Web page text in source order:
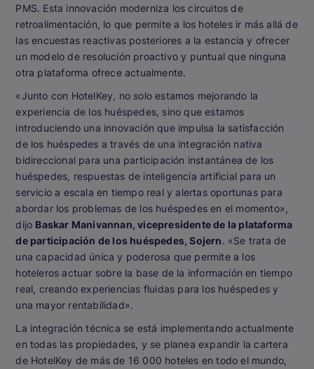
PMS. Esta innovación moderniza los circuitos de
retroalimentación, lo que permite a los hoteles ir más allá de
las encuestas reactivas posteriores a la estancia y ofrecer
un modelo de resolución proactivo y puntual que ninguna
otra plataforma ofrece actualmente.
«Junto con HotelKey, no solo estamos mejorando la
experiencia de los huéspedes, sino que estamos
introduciendo una innovación que impulsa la satisfacción
de los huéspedes a través de una integración nativa
bidireccional para una participación instantánea de los
huéspedes, respuestas de inteligencia artificial para un
servicio a escala en tiempo real y alertas oportunas para
abordar los problemas de los huéspedes en el momento»,
dijo Baskar Manivannan, vicepresidente de la plataforma
de participación de los huéspedes, Sojern. «Se trata de
una capacidad única y poderosa que permite a los
hoteleros actuar sobre la base de la información en tiempo
real, creando experiencias fluidas para los huéspedes y
una mayor rentabilidad».
La integración técnica se está implementando actualmente
en todas las propiedades, y se planea expandir la cartera
de HotelKey de más de 16 000 hoteles en todo el mundo,